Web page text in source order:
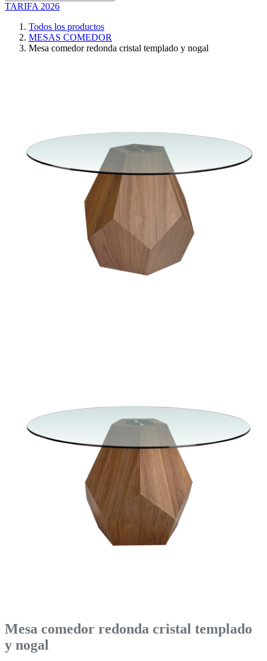
TARIFA 2026
Todos los productos
MESAS COMEDOR
Mesa comedor redonda cristal templado y nogal
Mesa comedor redonda cristal templado
y nogal